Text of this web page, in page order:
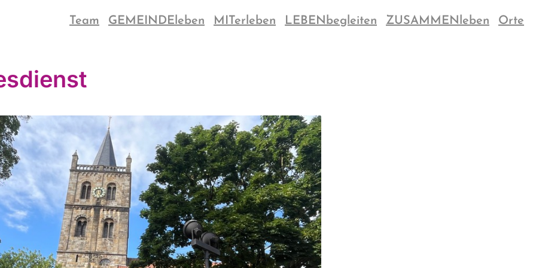
Team GEMEINDEleben MITerleben LEBENbegleiten ZUSAMMENleben Orte